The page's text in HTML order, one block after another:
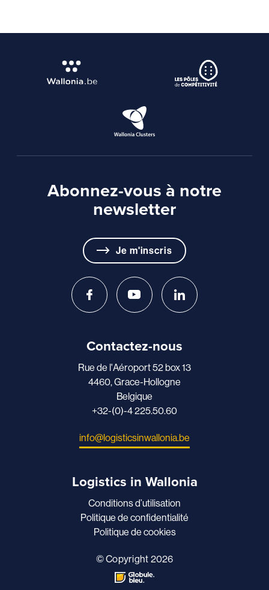
Abonnez-vous à notre
newsletter
Je m'inscris
Contactez-nous
Rue de l'Aéroport 52 box 13
4460, Grace-Hollogne
Belgique
+32-(0)-4 225.50.60
info@logisticsinwallonia.be
Logistics in Wallonia
Conditions d’utilisation
Politique de confidentialité
Politique de cookies
© Copyright 2026